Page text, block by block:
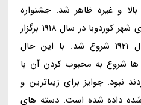
و غیره ظاهر شد. جشنواره
ایوان اولین بار به وسیله شورای شهر کوردوبا در سال 1918 برگزار
گردید و اولین رقابت در سال 1921 شروع شد. با این حال
سال 1933 که آن ها شروع به محبوب کردن آن با
نبود. جوایز برای زیباترین و
داده شده است. دسته های